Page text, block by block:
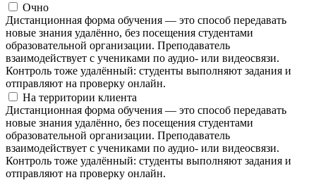
Очно
Дистанционная форма обучения — это способ передавать
новые знания удалённо, без посещения студентами
образовательной организации. Преподаватель
взаимодействует с учениками по аудио- или видеосвязи.
Контроль тоже удалённый: студенты выполняют задания и
отправляют на проверку онлайн.
На территории клиента
Дистанционная форма обучения — это способ передавать
новые знания удалённо, без посещения студентами
образовательной организации. Преподаватель
взаимодействует с учениками по аудио- или видеосвязи.
Контроль тоже удалённый: студенты выполняют задания и
отправляют на проверку онлайн.